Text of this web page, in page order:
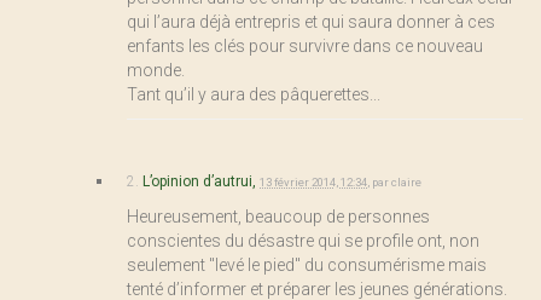
qui l’aura déjà entrepris et qui saura donner à ces
enfants les clés pour survivre dans ce nouveau
monde.
Tant qu’il y aura des pâquerettes...
2. L’opinion d’autrui, 13 février 2014, 12:34 parclaire
Heureusement, beaucoup de personnes
conscientes du désastre qui se profile ont, non
seulement "levé le pied" du consumérisme mais
tenté d’informer et préparer les jeunes générations.